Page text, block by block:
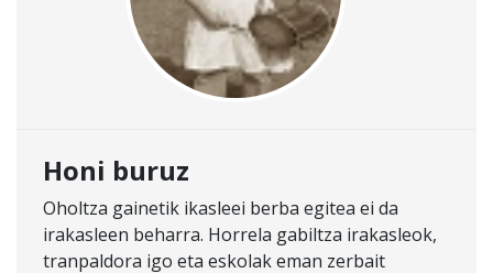
Honi buruz
Oholtza gainetik ikasleei berba egitea ei da
irakasleen beharra. Horrela gabiltza irakasleok,
tranpaldora igo eta eskolak eman zerbait